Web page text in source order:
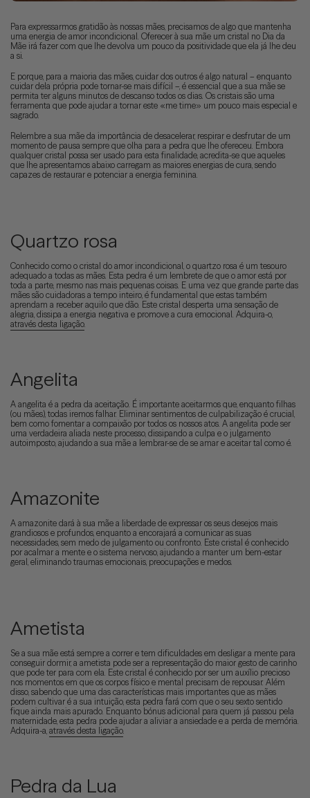
Para expressarmos gratidão às nossas mães, precisamos de algo que mantenha
uma energia de amor incondicional. Oferecer à sua mãe um cristal no Dia da
Mãe irá fazer com que lhe devolva um pouco da positividade que ela já lhe deu
a si.
E porque, para a maioria das mães, cuidar dos outros é algo natural – enquanto
cuidar dela própria pode tornar-se mais difícil –, é essencial que a sua mãe se
permita ter alguns minutos de descanso todos os dias. Os cristais são uma
ferramenta que pode ajudar a tornar este «me time» um pouco mais especial e
sagrado.
Relembre a sua mãe da importância de desacelerar, respirar e desfrutar de um
momento de pausa sempre que olha para a pedra que lhe ofereceu. Embora
qualquer cristal possa ser usado para esta finalidade, acredita-se que aqueles
que lhe apresentamos abaixo carregam as maiores energias de cura, sendo
capazes de restaurar e potenciar a energia feminina.
Quartzo rosa
Conhecido como o cristal do amor incondicional, o quartzo rosa é um tesouro
adequado a todas as mães. Esta pedra é um lembrete de que o amor está por
toda a parte, mesmo nas mais pequenas coisas. E uma vez que grande parte das
mães são cuidadoras a tempo inteiro, é fundamental que estas também
aprendam a receber aquilo que dão. Este cristal desperta uma sensação de
alegria, dissipa a energia negativa e promove a cura emocional. Adquira-o,
através desta ligação
Angelita
A angelita é a pedra da aceitação. É importante aceitarmos que, enquanto filhas
(ou mães), todas iremos falhar. Eliminar sentimentos de culpabilização é crucial,
bem como fomentar a compaixão por todos os nossos atos. A angelita pode ser
uma verdadeira aliada neste processo, dissipando a culpa e o julgamento
autoimposto, ajudando a sua mãe a lembrar-se de se amar e aceitar tal como é.
Amazonite
A amazonite dará à sua mãe a liberdade de expressar os seus desejos mais
grandiosos e profundos, enquanto a encorajará a comunicar as suas
necessidades, sem medo de julgamento ou confronto. Este cristal é conhecido
por acalmar a mente e o sistema nervoso, ajudando a manter um bem-estar
geral, eliminando traumas emocionais, preocupações e medos.
Ametista
Se a sua mãe está sempre a correr e tem dificuldades em desligar a mente para
conseguir dormir, a ametista pode ser a representação do maior gesto de carinho
que pode ter para com ela. Este cristal é conhecido por ser um auxílio precioso
nos momentos em que os corpos físico e mental precisam de repousar. Além
disso, sabendo que uma das características mais importantes que as mães
podem cultivar é a sua intuição, esta pedra fará com que o seu sexto sentido
fique ainda mais apurado. Enquanto bónus adicional para quem já passou pela
maternidade, esta pedra pode ajudar a aliviar a ansiedade e a perda de memória.
Adquira-a, através desta ligação
Pedra da Lua